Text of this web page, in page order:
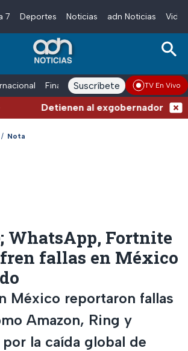
7 Deportes Noticias adn Noticias
Finanzas adn Noticias Radio
Suscríbete TV En Vivo
Detienen al exgobernador de
/ Nota
WhatsApp, Fortnite
fallas en México
México reportaron fallas
Amazon, Ring y
la caída global de